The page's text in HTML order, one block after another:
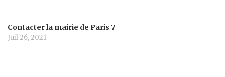
Contacter la mairie de Paris 7
Juil 26, 2021